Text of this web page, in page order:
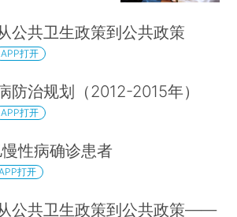
公共卫生政策到公共政策
APP打开
防治规划（2012-2015年）
APP打开
性病确诊患者
打开
公共卫生政策到公共政策——